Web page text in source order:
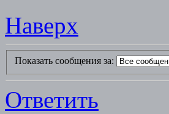
Наверх
Показать сообщения за:
Ответить